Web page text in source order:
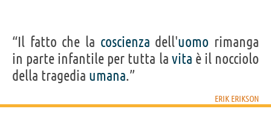
“Il fatto che la coscienza dell'uomo rimanga
in parte infantile per tutta la vita è il nocciolo
della tragedia umana.”
ERIK ERIKSON